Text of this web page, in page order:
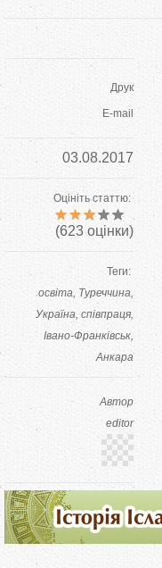
Друк
E-mail
03.08.2017
Оцініть статтю:
(623оцінки)
Теги:
освіта Туреччина
Україна співпраця
Івано-Франківськ
Анкара
Автор
editor